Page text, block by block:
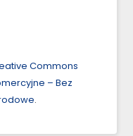
Commons
– Bez
.